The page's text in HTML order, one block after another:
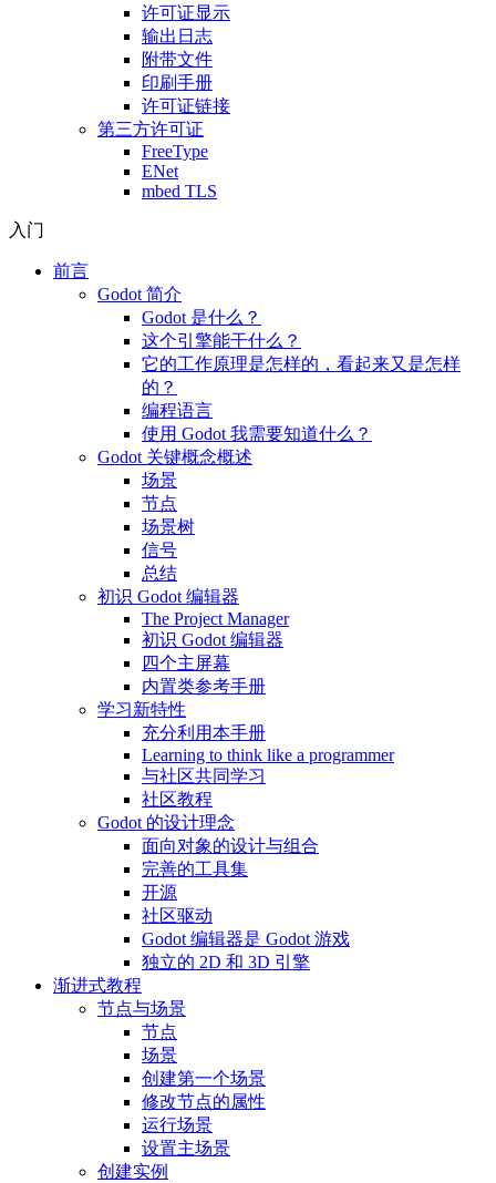
许可证显示
输出日志
附带文件
印刷手册
许可证链接
第三方许可证
FreeType
ENet
mbed TLS
入门
前言
Godot 简介
Godot 是什么？
这个引擎能干什么？
它的工作原理是怎样的，看起来又是怎样
的？
编程语言
使用 Godot 我需要知道什么？
Godot 关键概念概述
场景
节点
场景树
信号
总结
初识 Godot 编辑器
The Project Manager
初识 Godot 编辑器
四个主屏幕
内置类参考手册
学习新特性
充分利用本手册
Learning to think like a programmer
与社区共同学习
社区教程
Godot 的设计理念
面向对象的设计与组合
完善的工具集
开源
社区驱动
Godot 编辑器是 Godot 游戏
独立的 2D 和 3D 引擎
渐进式教程
节点与场景
节点
场景
创建第一个场景
修改节点的属性
运行场景
设置主场景
创建实例